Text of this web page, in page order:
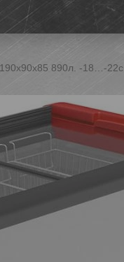
890л. -18…-22с